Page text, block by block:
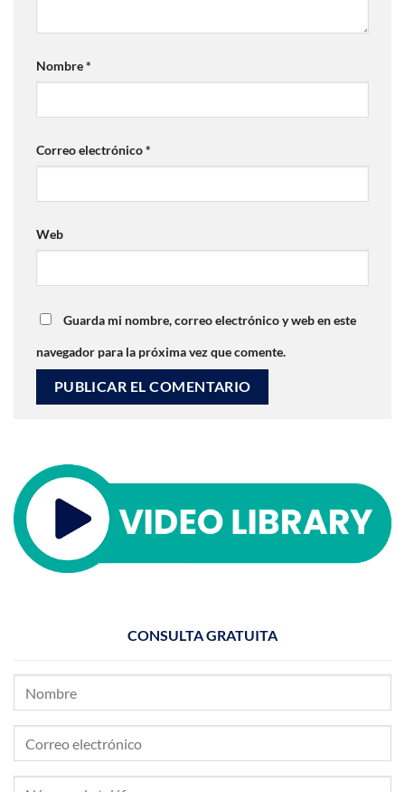
Nombre*
Correo electrónico*
Web
Guarda mi nombre, correo electrónico y web en este
navegador para la próxima vez que comente.
CONSULTA GRATUITA